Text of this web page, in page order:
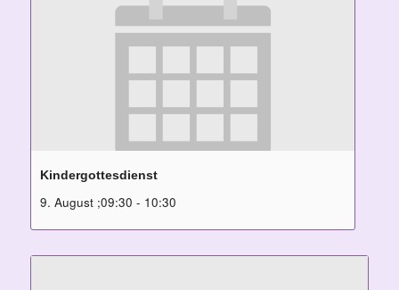
Kindergottesdienst
9. August ;09:30 - 10:30